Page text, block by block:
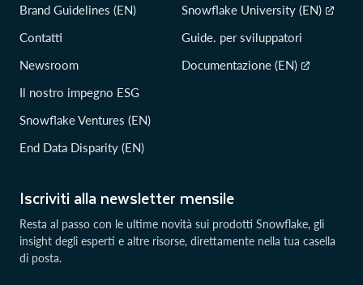
Iscriviti alla newsletter mensile
Resta al passo con le ultime novità sui prodotti Snowflake, gli
insight degli esperti e altre risorse, direttamente nella tua casella
di posta.
Brand Guidelines (EN)
Contatti
Newsroom
Il nostro impegno ESG
Snowflake Ventures (EN)
End Data Disparity (EN)
Snowflake University (EN)
Guide. per sviluppatori
Documentazione (EN)